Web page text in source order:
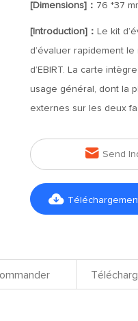
[Dimensions]： 76 *37
[Introduction]： Le kit
d’évaluer rapidement
d’EBIRT. La carte
usage général, dont la
externes sur les deux
 Send
